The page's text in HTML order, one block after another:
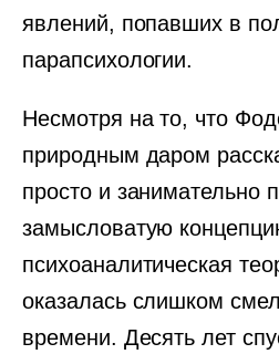
явлений, попавших в
парапсихологии.
Несмотря на то, что
природным даром
просто и занимательно
замысловатую
психоаналитическая
оказалась слишком
времени. Десять лет